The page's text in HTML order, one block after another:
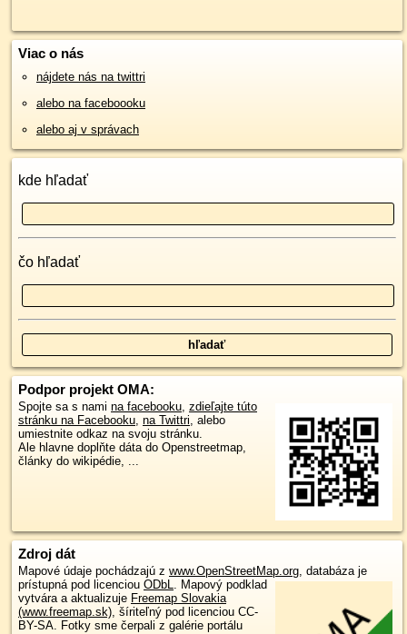
Viac o nás
nájdete nás na twittri
alebo na faceboooku
alebo aj v správach
kde hľadať
čo hľadať
Podpor projekt OMA:
Spojte sa s nami na facebooku, zdieľajte túto
stránku na Facebooku, na Twittri, alebo
umiestnite odkaz na svoju stránku.
Ale hlavne doplňte dáta do Openstreetmap,
články do wikipédie, ...
Zdroj dát
Mapové údaje pochádzajú z www.OpenStreetMap.org , databáza je
prístupná pod licenciou ODbL
Mapový podklad
vytvára a aktualizuje Freemap Slovakia
(www.freemap.sk) , šíriteľný pod licenciou CC-
BY-SA. Fotky sme čerpali z galérie portálu